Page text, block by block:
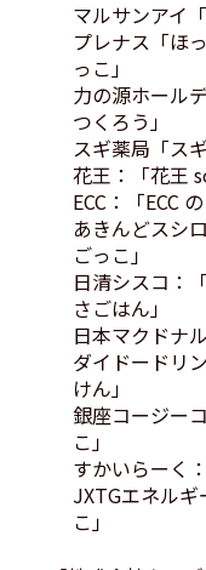
マルサンアイ
プレナス「ほ
っこ」
力の源ホール
つくろう」
スギ薬局「ス
花王：「花王
ECC：「ECC
あきんどスシ
ごっこ」
日清シスコ：
さごはん」
日本マクドナ
ダイドードリ
けん」
銀座コージー
こ」
すかいらーく
JXTGエネル
こ」